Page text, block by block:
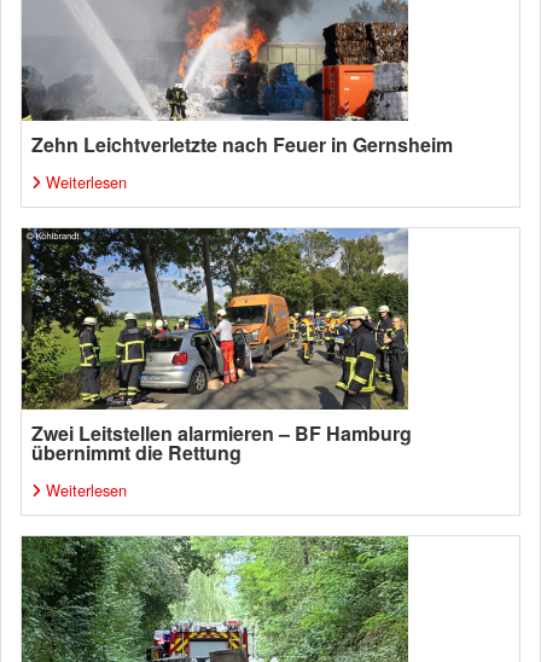
Zehn Leichtverletzte nach Feuer in Gernsheim
Weiterlesen
Zwei Leitstellen alarmieren – BF Hamburg
übernimmt die Rettung
Weiterlesen